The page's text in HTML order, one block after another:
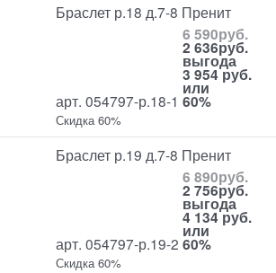
Браслет р.18 д.7-8 Пренит
арт. 054797-р.18-1
6 590руб.
2 636руб.
выгода
3 954 руб.
или
60%
Скидка 60%
Браслет р.19 д.7-8 Пренит
арт. 054797-р.19-2
6 890руб.
2 756руб.
выгода
4 134 руб.
или
60%
Скидка 60%